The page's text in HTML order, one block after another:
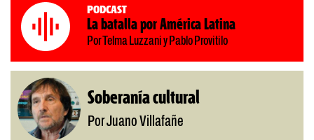
Podcast
La batalla por América Latina
Por Telma Luzzani y Pablo Provitilo
Soberanía cultural
Por Juano Villafañe